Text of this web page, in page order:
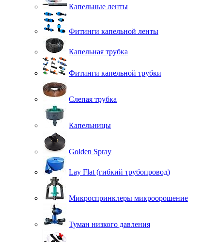
Капельные ленты
Фитинги капельной ленты
Капельная трубка
Фитинги капельной трубки
Слепая трубка
Капельницы
Golden Spray
Lay Flat (гибкий трубопровод)
Микроспринклеры микроорошение
Туман низкого давления